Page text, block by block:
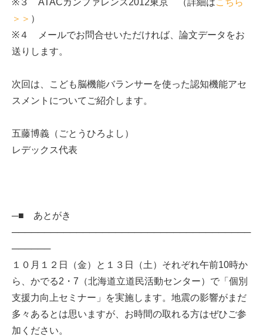
※３ ATACカンファレンス2012東京 （詳細はこちら
＞＞ ）
※４ メールでお問合せいただければ、論文データをお
送りします。
次回は、こども脳機能バランサーを使った認知機能アセ
スメントについてご紹介します。
五藤博義（ごとうひろよし）
レデックス代表
─■ あとがき
─────────────────────────────────────
──────
１０月１２日（金）と１３日（土）それぞれ午前10時か
ら、かでる2・7（北海道立道民活動センター）で「個別
支援力向上セミナー」を実施します。地震の影響がまだ
多々あるとは思いますが、お時間の取れる方はぜひご参
加ください。